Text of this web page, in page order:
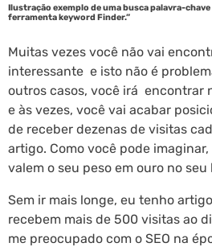
Ilustração exemplo de uma busca palavra-
ferramenta keyword Finder.”
Muitas vezes você não vai
interessante e isto não é
outros casos, você irá encontrar
e às vezes, você vai acabar
de receber dezenas de visitas
artigo. Como você pode
valem o seu peso em ouro no seu
Sem ir mais longe, eu tenho
recebem mais de 500 visitas ao
me preocupado com o SEO na